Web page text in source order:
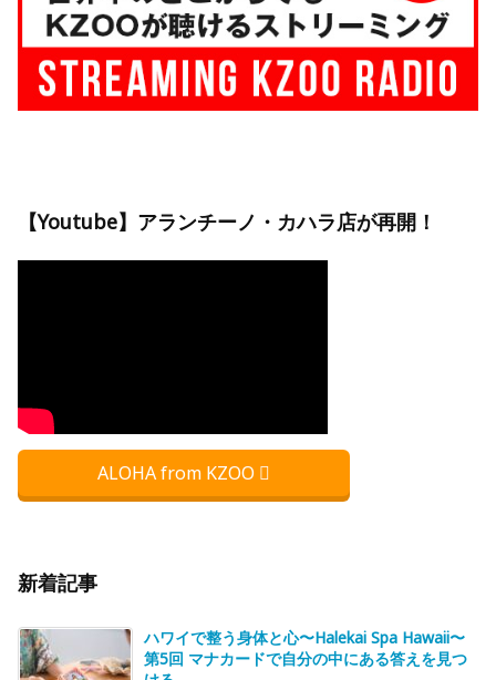
【Youtube】アランチーノ・カハラ店が再開！
ALOHA from KZOO
新着記事
ハワイで整う身体と心〜Halekai Spa Hawaii〜
第5回 マナカードで自分の中にある答えを見つ